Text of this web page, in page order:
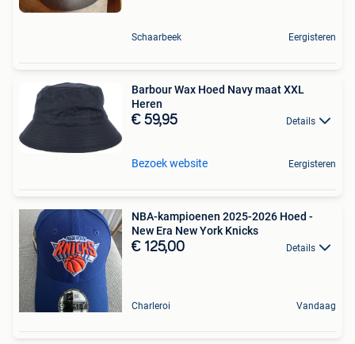
Schaarbeek Eergisteren
Barbour Wax Hoed Navy maat XXL
Heren
€ 59,95 Details
Bezoek website Eergisteren
NBA-kampioenen 2025-2026 Hoed -
New Era New York Knicks
€ 125,00 Details
Charleroi Vandaag